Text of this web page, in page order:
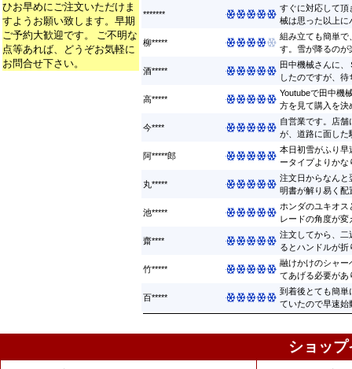
ひお早めにご注文いただけま
すようお願い致します。早期
ご予約大歓迎です。 ご不明な
点等あれば、どうぞお気軽に
お問合せ下さい。
*******
すぐに対応して頂
械は思った以上に
柳*****
組み立ても簡単で
す。雪が降るのが
酒*****
田中機械さんに
したのですが、
高*****
Youtubeで田中機
方を見て購入を決
今****
自営業です。店
が、道路に面した
阿*****郎
本日初雪がふり早
ータイプよりかな
丸*****
注文日からなんと
明書が解り易く配
池*****
ホンダのユキオ
レードの角度が
齋****
注文してから、二
るとハンドルが
竹*****
融けかけのシャー
てあげる必要があ
百*****
到着後とても簡単
ていたので早速始
ショッ